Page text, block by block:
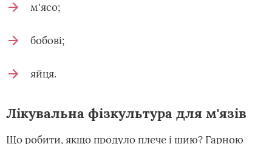
м'ясо;
бобові;
яйця.
Лікувальна фізкультура для м'язів
Що робити, якщо продуло плече і шию? Гарною